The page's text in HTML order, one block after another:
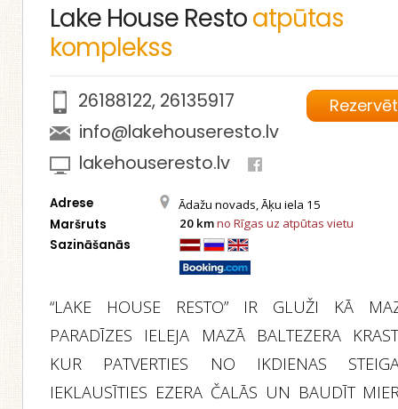
Lake House Restoatpūtas
komplekss
Rezervēt
26188122, 26135917
info@lakehouseresto.lv
lakehouseresto.lv
Adrese Ādažu novads, Āķu iela 15
Maršruts 20 kmno Rīgas uz atpūtas vietu
Sazināšanās
“LAKE HOUSE RESTO” IR GLUŽI KĀ
PARADĪZES IELEJA MAZĀ BALTEZERA
KUR PATVERTIES NO IKDIENAS
IEKLAUSĪTIES EZERA ČALĀS UN BAUDĪT